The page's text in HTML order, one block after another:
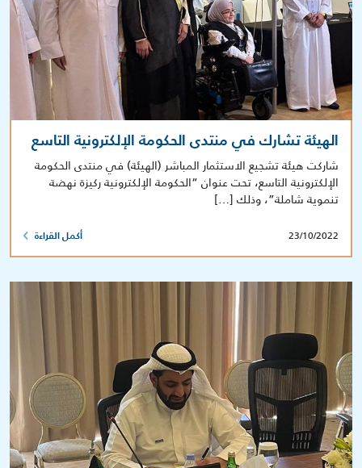
الهيئة تشارك في منتدى الحكومة الإلكترونية التاسع
شاركت هيئة تشجيع الاستثمار المباشر (الهيئة) في منتدى الحكومة
الإلكترونية التاسع، تحت عنوان “الحكومة الإلكترونية ركيزة نهضة
تنموية شاملة”، وذلك […]
23/10/2022 أكمل القراءة